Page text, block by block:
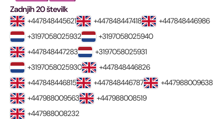
Zadnjih 20 številk
+447848445621 +447848447418
+447848446986
+3197058025932
+3197058025940
+447848447283
+3197058025931
+3197058025930
+447848446826
+447848446815
+447848446787
+447988009638
+447988009563
+447988008519
+447988008232